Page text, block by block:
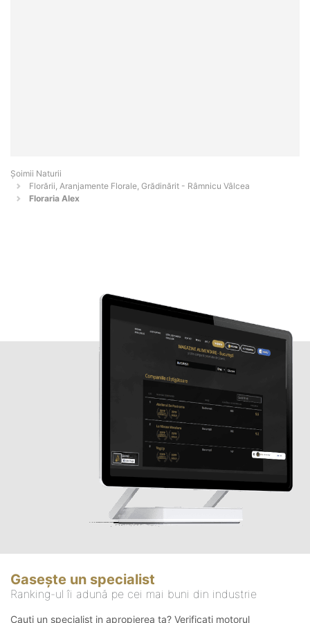
Şoimii Naturii
Florării, Aranjamente Florale, Grădinărit - Râmnicu Vâlcea
Floraria Alex
Gasește un specialist
Ranking-ul îi adună pe cei mai buni din industrie
Cauți un specialist in apropierea ta? Verificați motorul